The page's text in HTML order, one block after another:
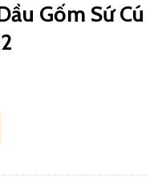
Gốm Sứ Cú
Bát Tràng - 2022 quantity